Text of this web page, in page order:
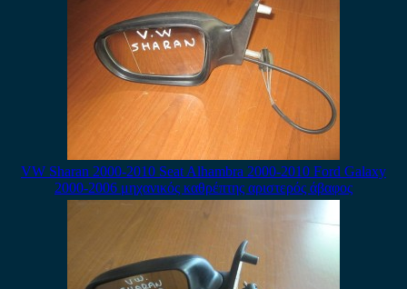
VW Sharan 2000-2010 Seat Alhambra 2000-2010 Ford Galaxy
2000-2006 μηχανικός καθρέπτης αριστερός άβαφος